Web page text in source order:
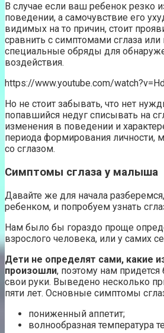
В случае если ваш ребенок резко
поведении, а самочувствие его
видимых на то причин, стоит
сравнить с симптомами сглаза или
специальные обряды для
воздействия.
https://www.youtube.com/
Но не стоит забывать, что нет
попавшийся недуг списывать на
изменения в поведении и
периода формирования личности,
со сглазом.
Симптомы сглаза у малыша
Давайте же для начала
ребенком, и попробуем узнать
Нам было бы гораздо проще
взрослого человека, или у самих
Дети не определят сами, какие
произошли, поэтому нам придется
свои руки. Выведено несколько
пяти лет. Основные симптомы
пониженный аппетит;
волнообразная температура